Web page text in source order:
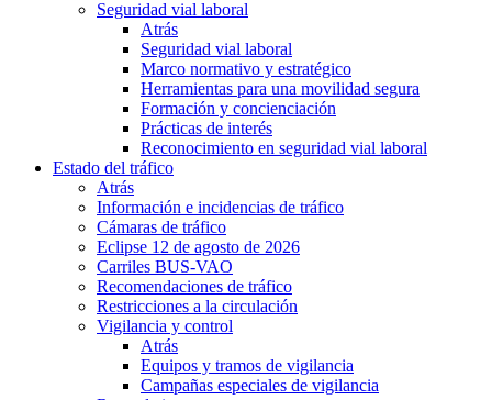
Seguridad vial laboral
Atrás
Seguridad vial laboral
Marco normativo y estratégico
Herramientas para una movilidad segura
Formación y concienciación
Prácticas de interés
Reconocimiento en seguridad vial laboral
Estado del tráfico
Atrás
Información e incidencias de tráfico
Cámaras de tráfico
Eclipse 12 de agosto de 2026
Carriles BUS-VAO
Recomendaciones de tráfico
Restricciones a la circulación
Vigilancia y control
Atrás
Equipos y tramos de vigilancia
Campañas especiales de vigilancia